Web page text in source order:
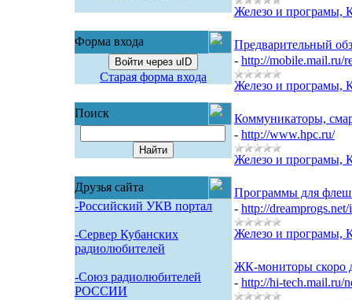
Форма входа
Войти через uID
Старая форма входа
Поиск
Друзья сайта
-Российский УКВ портал
-Сервер Кубанских
радиолюбителей
-Союз радиолюбителей
РОССИИ
Железо и програмы,
Предварительный
- http://mobile.mail.ru/
Железо и програмы,
Коммуникаторы,
- http://www.hpc.ru/
Железо и програмы,
Программы для
- http://
Железо и програмы,
ЖК-мониторы скоро
- http://hi-tech.mail.ru/